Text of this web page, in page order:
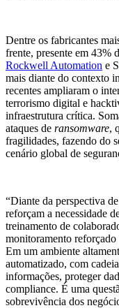
Dentre os fabricantes
frente, presente em 43%
Rockwell Automation e
mais diante do contexto
recentes ampliaram o
terrorismo digital e
infraestrutura crítica.
ataques de ransomware,
fragilidades, fazendo do
cenário global de
“Diante da perspectiva
reforçam a necessidade
treinamento de
monitoramento
Em um ambiente
automatizado, com
informações, proteger
compliance. É uma
sobrevivência dos